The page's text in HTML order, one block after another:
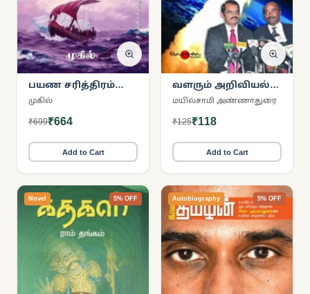
பயண சரித்திரம்
(பாகம் 1)
முகில்
₹699₹664
Add to Cart
வளரும் அறிவியல்
களஞ்சியம்
மயில்சாமி அண்ணாதுரை
₹125₹118
Add to Cart
Novel 5% OFF Autobiography 5% OFF